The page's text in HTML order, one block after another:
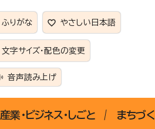
ふりがな やさしい日本語
文字サイズ・配色の変更
音声読み上げ
産業・ビジネス・しごと まちづ